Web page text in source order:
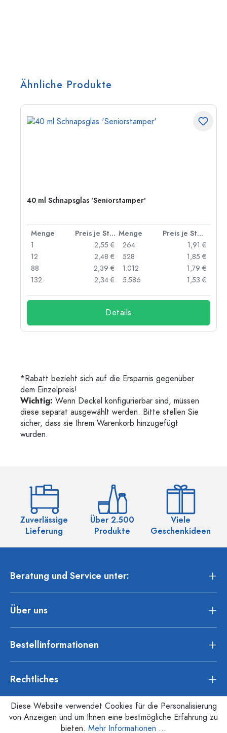
Ähnliche Produkte
40 ml Schnapsglas 'Seniorstamper'
Menge Preis je Stück Menge
Preis je Stück
1
2,55 €
12
2,48 €
88
2,39 €
132
2,34 €
264
1,91 €
528
1,85 €
1.012
1,79 €
5.586
1,53 €
Details
*Rabatt bezieht sich auf die Ersparnis gegenüber
dem Einzelpreis!
Wichtig: Wenn Deckel konfigurierbar sind, müssen
diese separat ausgewählt werden. Bitte stellen Sie
sicher, dass sie Ihrem Warenkorb hinzugefügt
wurden.
Zuverlässige
Lieferung
Über 2.500
Produkte
Viele
Geschenkideen
Beratung und Service unter:
Über uns
Bestellinformationen
Rechtliches
Diese Website verwendet Cookies für die Personalisierung
von Anzeigen und um Ihnen eine bestmögliche Erfahrung zu
bieten. Mehr Informationen ...